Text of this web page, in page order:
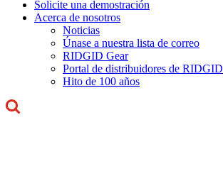
Solicite una demostración
Acerca de nosotros
Noticias
Únase a nuestra lista de correo
RIDGID Gear
Portal de distribuidores de RIDGID
Hito de 100 años